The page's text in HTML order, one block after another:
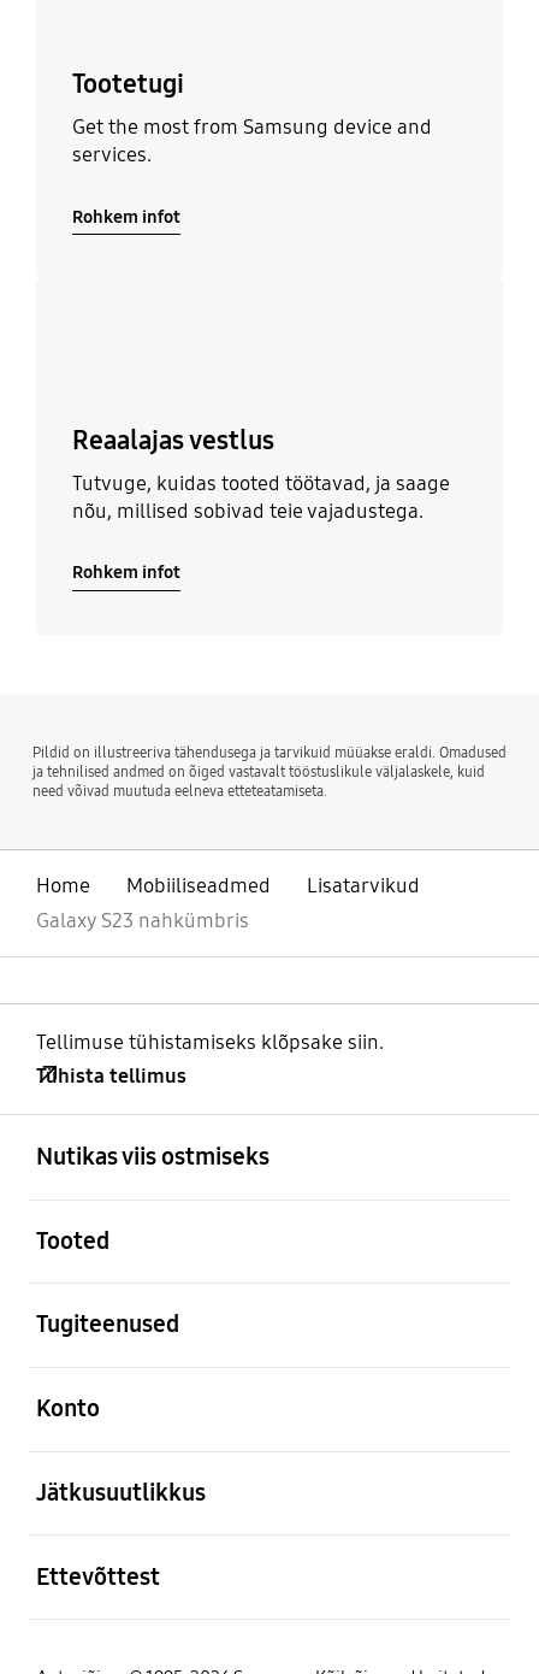
Tootetugi
Get the most from Samsung device and
services.
Rohkem infot
Reaalajas vestlus
Tutvuge, kuidas tooted töötavad, ja saage
nõu, millised sobivad teie vajadustega.
Rohkem infot
Pildid on illustreeriva tähendusega ja tarvikuid müüakse eraldi. Omadused
ja tehnilised andmed on õiged vastavalt tööstuslikule väljalaskele, kuid
need võivad muutuda eelneva etteteatamiseta.
Home Mobiiliseadmed
Lisatarvikud
Galaxy S23 nahkümbris
Tellimuse tühistamiseks klõpsake siin.
Tühista tellimus
Nutikas viis ostmiseks
Tooted
Tugiteenused
Konto
Jätkusuutlikkus
Ettevõttest